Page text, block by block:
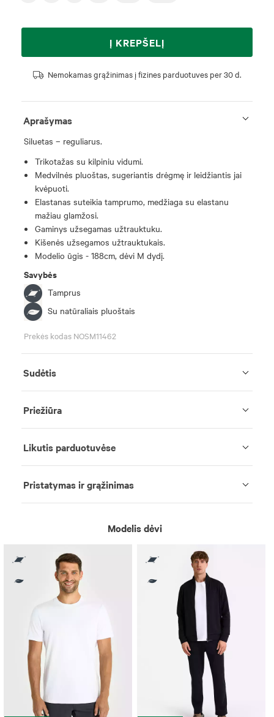
Į KREPŠELĮ
Nemokamas grąžinimas į fizines parduotuves per 30 d.
Aprašymas
Siluetas – reguliarus.
Trikotažas su kilpiniu vidumi.
Medvilnės pluoštas, sugeriantis drėgmę ir leidžiantis jai
kvėpuoti.
Elastanas suteikia tamprumo, medžiaga su elastanu
mažiau glamžosi.
Gaminys užsegamas užtrauktuku.
Kišenės užsegamos užtrauktukais.
Modelio ūgis - 188cm, dėvi M dydį.
Savybės
Tamprus
Su natūraliais pluoštais
Prekės kodas NOSM11462
Sudėtis
Priežiūra
Likutis parduotuvėse
Pristatymas ir grąžinimas
Modelis dėvi